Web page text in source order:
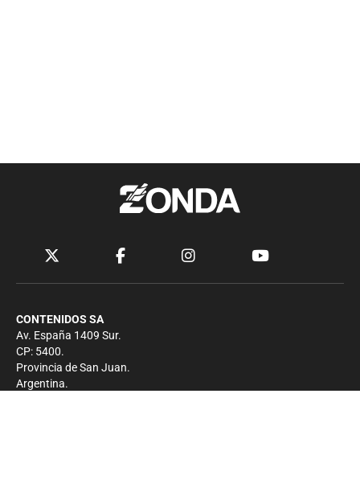
CONTENIDOS SA
Av. España 1409 Sur.
CP: 5400.
Provincia de San Juan.
Argentina.